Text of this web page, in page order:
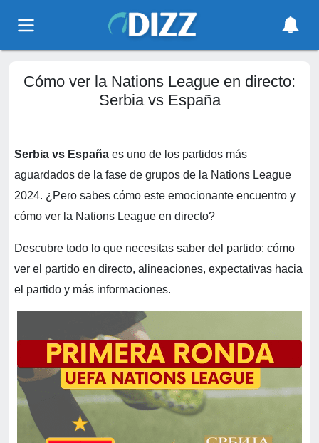
Cómo ver la Nations League en directo:
Serbia vs España
Serbia vs España es uno de los partidos más
aguardados de la fase de grupos de la Nations League
2024. ¿Pero sabes cómo este emocionante encuentro y
cómo ver la Nations League en directo?
Descubre todo lo que necesitas saber del partido: cómo
ver el partido en directo, alineaciones, expectativas hacia
el partido y más informaciones.